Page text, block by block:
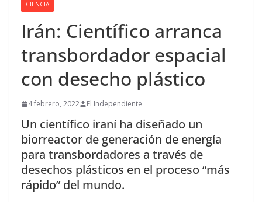
CIENCIA
Irán: Científico arranca
transbordador espacial
con desecho plástico
4 febrero, 2022 El Independiente
Un científico iraní ha diseñado un
biorreactor de generación de energía
para transbordadores a través de
desechos plásticos en el proceso “más
rápido” del mundo.